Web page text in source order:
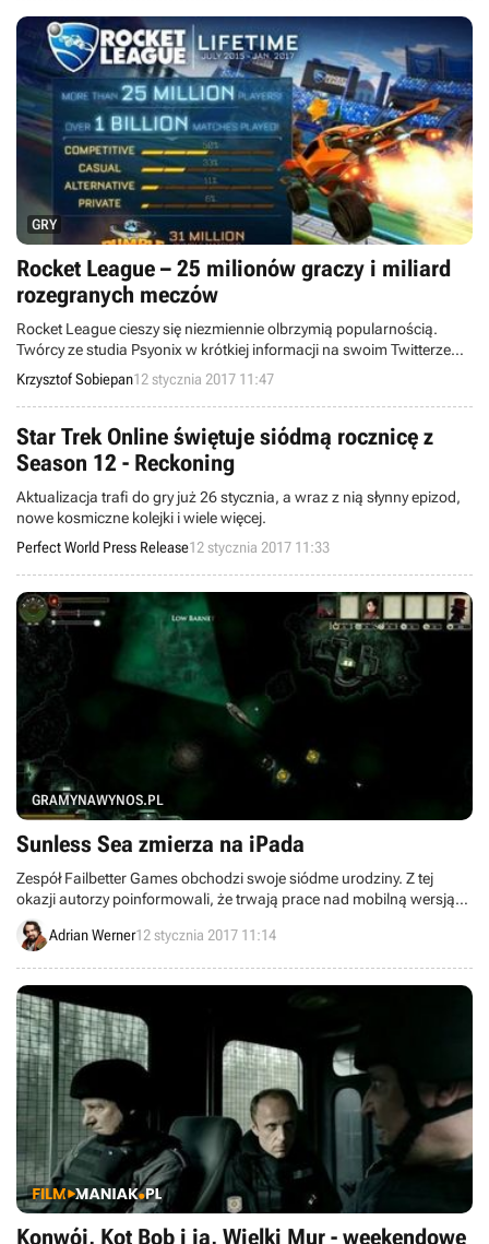
GRY
Rocket League – 25 milionów graczy i miliard
rozegranych meczów
Rocket League cieszy się niezmiennie olbrzymią popularnością.
Twórcy ze studia Psyonix w krótkiej informacji na swoim Twitterze
prezentują ciekawą infografikę i dodatkowo liczą, ile lat zeszło
graczom na zabawie.
Krzysztof Sobiepan12 stycznia 2017 11:47
Star Trek Online świętuje siódmą rocznicę z
Season 12 - Reckoning
Aktualizacja trafi do gry już 26 stycznia, a wraz z nią słynny epizod,
nowe kosmiczne kolejki i wiele więcej.
Perfect World Press Release12 stycznia 2017 11:33
GRAMYNAWYNOS.PL
Sunless Sea zmierza na iPada
Zespół Failbetter Games obchodzi swoje siódme urodziny. Z tej
okazji autorzy poinformowali, że trwają prace nad mobilną wersją
Sunless Sea, czyli pecetowej steampunkowej strategii sprzed dwóch
lat.
Adrian Werner12 stycznia 2017 11:14
Konwój, Kot Bob i ja, Wielki Mur - weekendowe